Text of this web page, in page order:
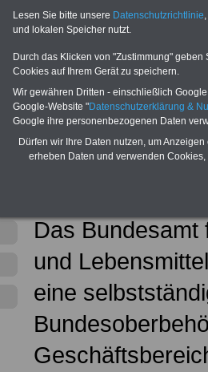
Berufsunfähigkeitsabsicherung-
Krankenzusatzversicherung
Zahnzusatzversicherung-Vorteile
Privaten Krankenversicherung
für
Das Bundesamt
und
eine
Lesen Sie bitte unsere Datenschutzrichtlinie
und lokalen Speicher nutzt.
Durch das Klicken von "Zustimmung"
Cookies auf Ihrem Gerät zu speichern.
Wir gewähren Dritten - einschließlich
Google-Website "Datenschutzerklärung &
Google ihre personenbezogenen Daten
Dürfen wir Ihre Daten nutzen, um
erheben Daten und verwenden